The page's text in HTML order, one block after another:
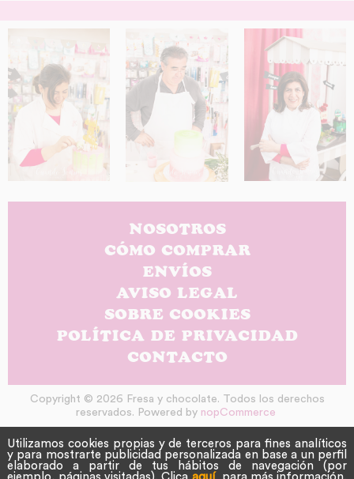
NOSOTROS
CÓMO COMPRAR
ENVÍOS
AVISO LEGAL
SOBRE COOKIES
POLÍTICA DE PRIVACIDAD
CONTACTO
Copyright © 2026 Fresa y chocolate. Todos los derechos
reservados. Powered by nopCommerce
Utilizamos cookies propias y de terceros para fines analíticos
y para mostrarte publicidad personalizada en base a un perfil
elaborado a partir de tus hábitos de navegación (por